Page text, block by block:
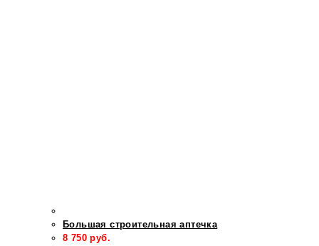
Большая строительная аптечка
8 750 руб.